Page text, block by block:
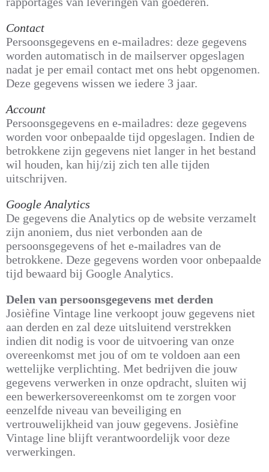
Contact
Persoonsgegevens en e-mailadres: deze gegevens
worden automatisch in de mailserver opgeslagen
nadat je per email contact met ons hebt opgenomen.
Deze gegevens wissen we iedere 3 jaar.
Account
Persoonsgegevens en e-mailadres: deze gegevens
worden voor onbepaalde tijd opgeslagen. Indien de
betrokkene zijn gegevens niet langer in het bestand
wil houden, kan hij/zij zich ten alle tijden
uitschrijven.
Google Analytics
De gegevens die Analytics op de website verzamelt
zijn anoniem, dus niet verbonden aan de
persoonsgegevens of het e-mailadres van de
betrokkene. Deze gegevens worden voor onbepaalde
tijd bewaard bij Google Analytics.
Delen van persoonsgegevens met derden
Josièfine Vintage line verkoopt jouw gegevens niet
aan derden en zal deze uitsluitend verstrekken
indien dit nodig is voor de uitvoering van onze
overeenkomst met jou of om te voldoen aan een
wettelijke verplichting. Met bedrijven die jouw
gegevens verwerken in onze opdracht, sluiten wij
een bewerkersovereenkomst om te zorgen voor
eenzelfde niveau van beveiliging en
vertrouwelijkheid van jouw gegevens. Josièfine
Vintage line blijft verantwoordelijk voor deze
verwerkingen.